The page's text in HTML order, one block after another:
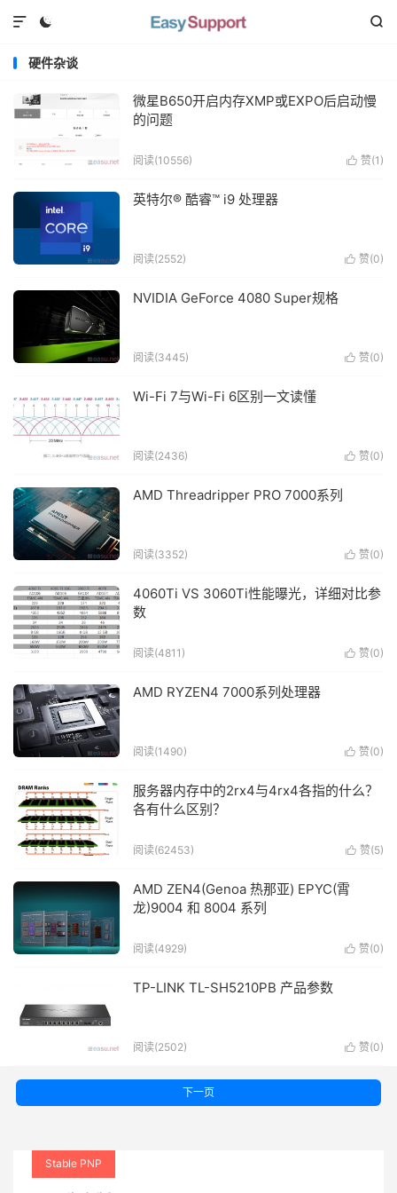
 

硬件杂谈
微星B650开启内存XMP或EXPO后启动慢
的问题
 赞(1 )
阅读(10556)
英特尔® 酷睿™ i9 处理器
 赞(0)
阅读(2552)
NVIDIA GeForce 4080 Super规格
 赞(0)
阅读(3445)
Wi-Fi 7与Wi-Fi 6区别一文读懂
 赞(0)
阅读(2436)
AMD Threadripper PRO 7000系列
 赞(0)
阅读(3352)
4060Ti VS 3060Ti性能曝光，详细对比参
数
 赞(0)
阅读(4811 )
AMD RYZEN4 7000系列处理器
 赞(0)
阅读(1490)
服务器内存中的2rx4与4rx4各指的什么？
各有什么区别？
 赞(5)
阅读(62453)
AMD ZEN4(Genoa 热那亚) EPYC(霄
龙)9004 和 8004 系列
 赞(0)
阅读(4929)
TP-LINK TL-SH5210PB 产品参数
 赞(0)
阅读(2502)
下一页
Stable PNP